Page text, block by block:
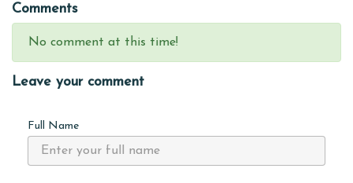
Comments
No comment at this time!
Leave your comment
Full Name